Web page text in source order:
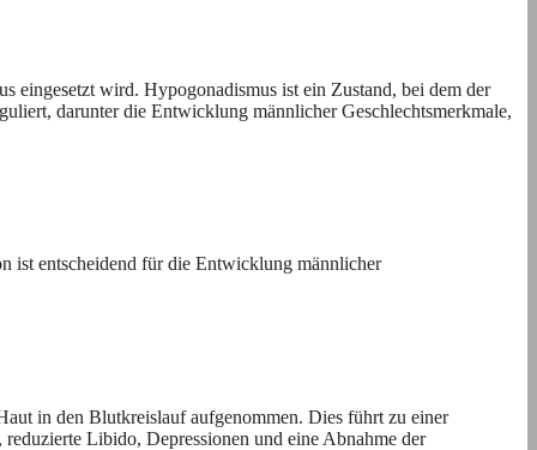
eingesetzt wird. Hypogonadismus ist ein Zustand, bei dem der
darunter die Entwicklung männlicher Geschlechtsmerkmale,
ist entscheidend für die Entwicklung männlicher
in den Blutkreislauf aufgenommen. Dies führt zu einer
Libido, Depressionen und eine Abnahme der